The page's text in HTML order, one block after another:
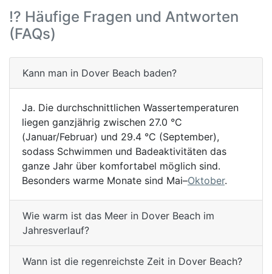
⁉️ Häufige Fragen und Antworten
(FAQs)
Kann man in Dover Beach baden?
Ja. Die durchschnittlichen Wassertemperaturen
liegen ganzjährig zwischen 27.0 °C
(Januar/Februar) und 29.4 °C (September),
sodass Schwimmen und Badeaktivitäten das
ganze Jahr über komfortabel möglich sind.
Besonders warme Monate sind Mai–Oktober.
Wie warm ist das Meer in Dover Beach im
Jahresverlauf?
Wann ist die regenreichste Zeit in Dover Beach?